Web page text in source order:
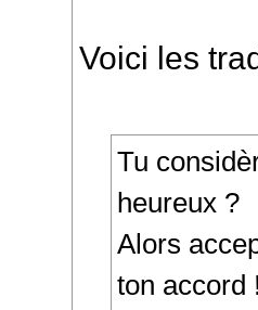
Voici les
Tu
heureux ?
Alors
ton accord !